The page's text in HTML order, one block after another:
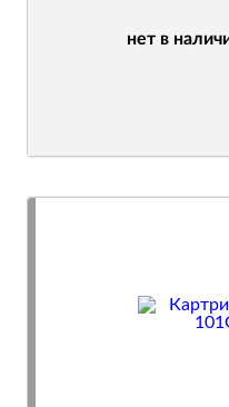
нет в